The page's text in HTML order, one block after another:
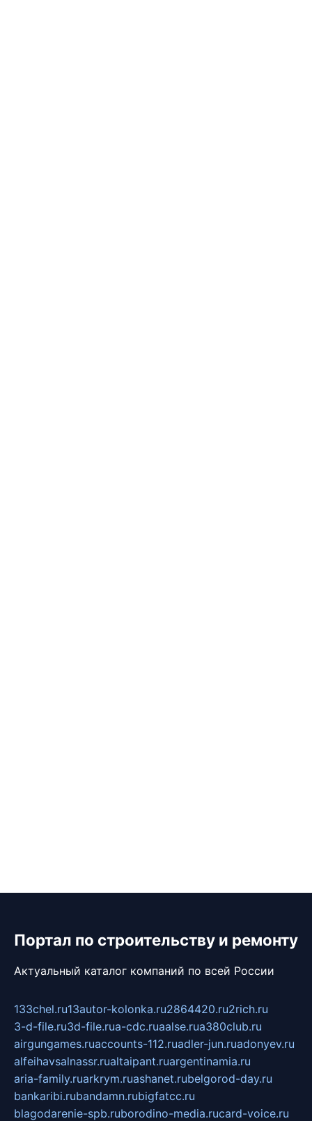
Портал по строительству и ремонту
Актуальный каталог компаний по всей России
133chel.ru13autor-kolonka.ru2864420.ru2rich.ru
3-d-file.ru3d-file.rua-cdc.ruaalse.rua380club.ru
airgungames.ruaccounts-112.ruadler-jun.ruadonyev.ru
alfeihavsalnassr.rualtaipant.ruargentinamia.ru
aria-family.ruarkrym.ruashanet.rubelgorod-day.ru
bankaribi.rubandamn.rubigfatcc.ru
blagodarenie-spb.ruborodino-media.rucard-voice.ru